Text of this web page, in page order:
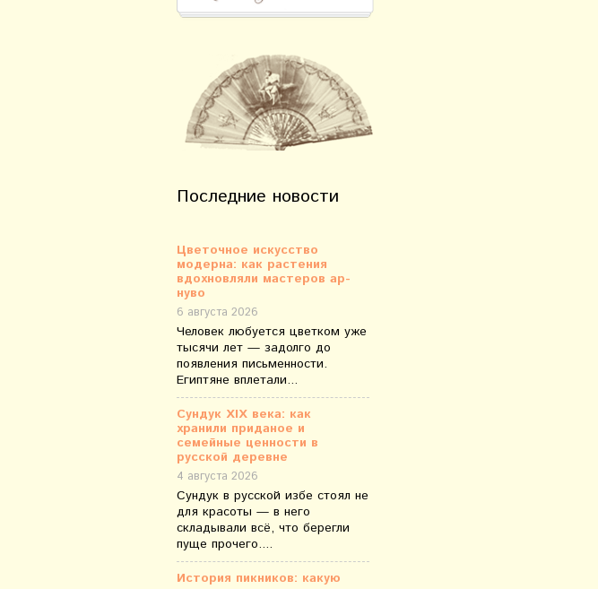
Последние новости
Цветочное искусство
модерна: как растения
вдохновляли мастеров ар-
нуво
6 августа 2026
Человек любуется цветком уже
тысячи лет — задолго до
появления письменности.
Египтяне вплетали...
Сундук XIX века: как
хранили приданое и
семейные ценности в
русской деревне
4 августа 2026
Сундук в русской избе стоял не
для красоты — в него
складывали всё, что берегли
пуще прочего....
История пикников: какую